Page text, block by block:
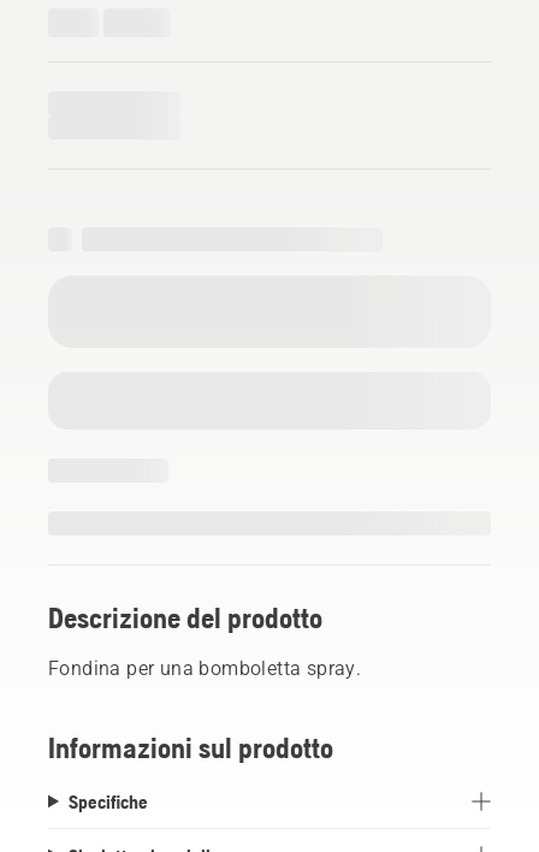
Descrizione del prodotto
Fondina per una bomboletta spray.
Informazioni sul prodotto
Specifiche